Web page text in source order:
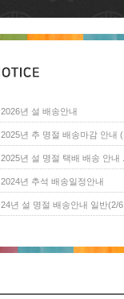
2026년 설 배송안내
2025년 추 명절 배송마감 안내 (..
2025년 설 명절 택배 배송 안내 ..
2024년 추석 배송일정안내
24년 설 명절 배송안내 일반(2/6..